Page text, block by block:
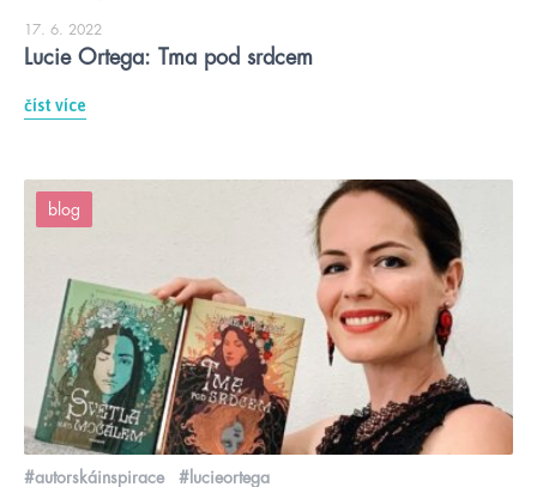
17. 6. 2022
Lucie Ortega: Tma pod srdcem
číst více
blog
#autorskáinspirace #lucieortega